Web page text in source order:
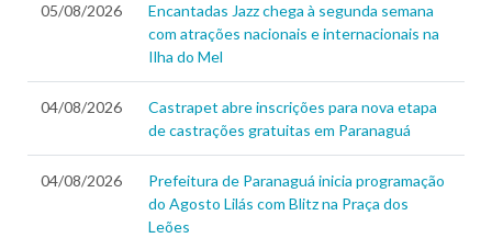
05/08/2026
Encantadas Jazz chega à segunda semana
com atrações nacionais e internacionais na
Ilha do Mel
04/08/2026
Castrapet abre inscrições para nova etapa
de castrações gratuitas em Paranaguá
04/08/2026
Prefeitura de Paranaguá inicia programação
do Agosto Lilás com Blitz na Praça dos
Leões